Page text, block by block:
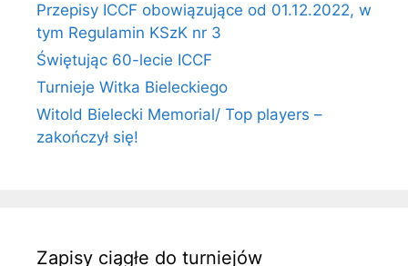
Przepisy ICCF obowiązujące od 01.12.2022, w
tym Regulamin KSzK nr 3
Świętując 60-lecie ICCF
Turnieje Witka Bieleckiego
Witold Bielecki Memorial/ Top players –
zakończył się!
Zapisy ciągłe do turniejów